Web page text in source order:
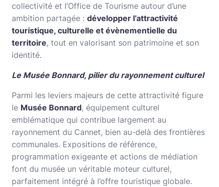
collectivité et l’Office de Tourisme autour d’une
ambition partagée : développer l’attractivité
touristique, culturelle et évènementielle du
territoire, tout en valorisant son patrimoine et son
identité.
Le Musée Bonnard, pilier du rayonnement culturel
Parmi les leviers majeurs de cette attractivité figure
le Musée Bonnard, équipement culturel
emblématique qui contribue largement au
rayonnement du Cannet, bien au-delà des frontières
communales. Expositions de référence,
programmation exigeante et actions de médiation
font du musée un véritable moteur culturel,
parfaitement intégré à l’offre touristique globale.